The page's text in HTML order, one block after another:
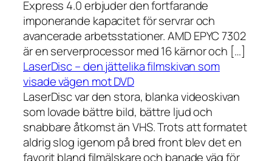
Express 4.0 erbjuder den fortfarande
imponerande kapacitet för servrar och
avancerade arbetsstationer. AMD EPYC 7302
är en serverprocessor med 16 kärnor och […]
LaserDisc – den jättelika filmskivan som
visade vägen mot DVD
LaserDisc var den stora, blanka videoskivan
som lovade bättre bild, bättre ljud och
snabbare åtkomst än VHS. Trots att formatet
aldrig slog igenom på bred front blev det en
favorit bland filmälskare och banade väg för